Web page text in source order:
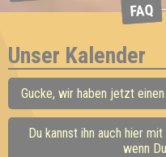
FAQ
Unser Kalender
Gucke, wir haben jetzt
Du kannst ihn auch hier
wenn